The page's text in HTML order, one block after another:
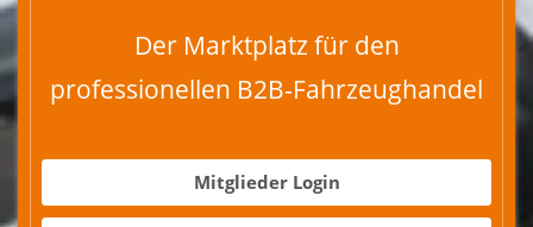
Der Marktplatz für den
professionellen B2B-Fahrzeughandel
Mitglieder Login